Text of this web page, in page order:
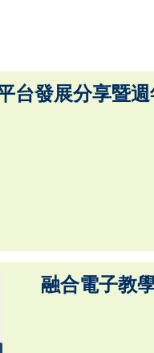
台發展分享暨
融合電子教